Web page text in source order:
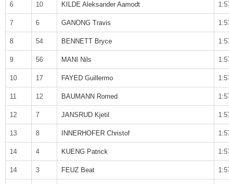
6 10 KILDE Aleksander Aamodt
7 6 GANONG Travis
8 54 BENNETT Bryce
9 56 MANI Nils
10 17 FAYED Guillermo
11 12 BAUMANN Romed
12 7 JANSRUD Kjetil
13 8 INNERHOFER Christof
14 4 KUENG Patrick
14 3 FEUZ Beat